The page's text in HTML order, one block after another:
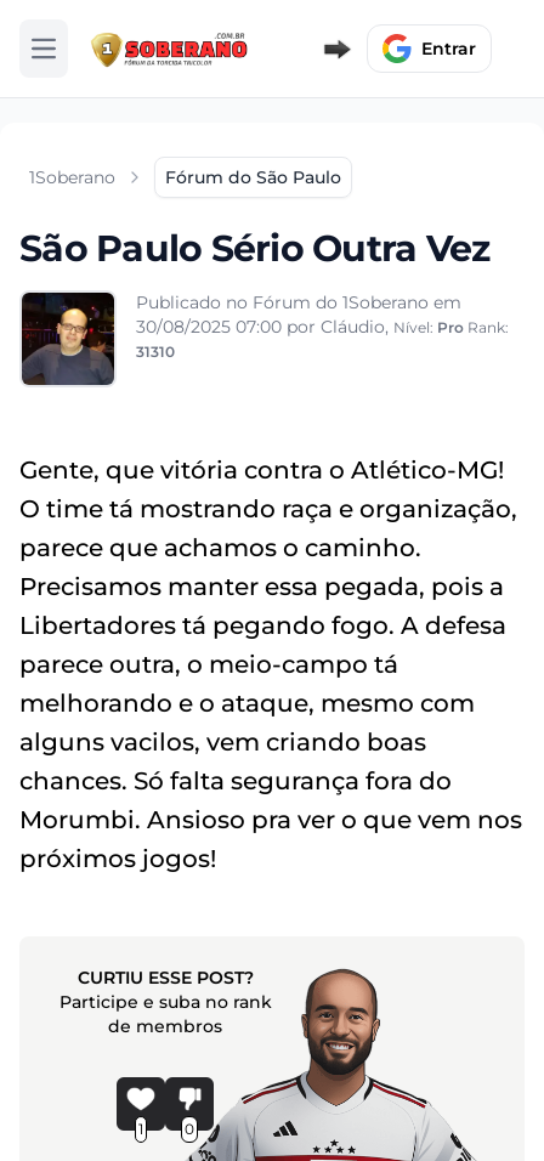
Abrir menu Entrar
1Soberano Fórum do São Paulo
São Paulo Sério Outra Vez
Publicado no Fórum do 1Soberano em
30/08/2025 07:00 por Cláudio, Nível: Pro Rank:
31310
Gente, que vitória contra o Atlético-MG!
O time tá mostrando raça e organização,
parece que achamos o caminho.
Precisamos manter essa pegada, pois a
Libertadores tá pegando fogo. A defesa
parece outra, o meio-campo tá
melhorando e o ataque, mesmo com
alguns vacilos, vem criando boas
chances. Só falta segurança fora do
Morumbi. Ansioso pra ver o que vem nos
próximos jogos!
CURTIU ESSE POST?
Participe e suba no rank
de membros
1 0